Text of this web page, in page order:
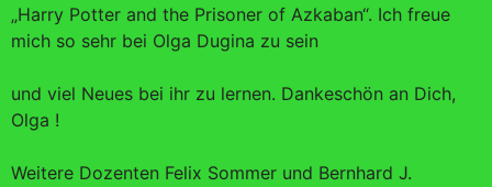
„Harry Potter and the Prisoner of Azkaban“. Ich freue
mich so sehr bei Olga Dugina zu sein
und viel Neues bei ihr zu lernen. Dankeschön an Dich,
Olga !
Weitere Dozenten Felix Sommer und Bernhard J.